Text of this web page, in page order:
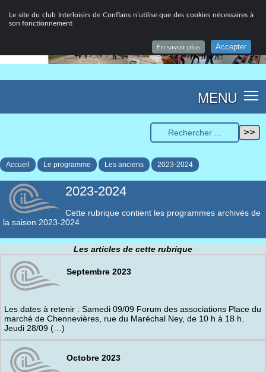
Le site du club Interloisirs de Conflans n’utilise que des cookies nécessaires à
son fonctionnement
En savoir plus Accepter
MENU
Accueil Le programme Les anciens 2023-2024
2023-2024
Cette rubrique contient les programmes archivés de
la saison 2023-2024
Les articles de cette rubrique
Septembre 2023
Les dates à retenir : Samedi 09/09 Forum des associations Place du
marché de Chennevières, rue du Maréchal Ney, de 10 h à 18 h.
Jeudi 28/09 (…)
Octobre 2023